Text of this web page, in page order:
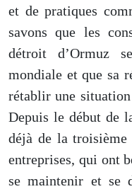
et de pratiques
savons que les
détroit d’Ormuz
mondiale et que sa
rétablir une
Depuis le début de
déjà de la troisième
entreprises, qui ont
se maintenir et se